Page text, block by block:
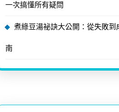
一次搞懂所有疑問
煮綠豆湯祕訣大公開：從失敗到
南